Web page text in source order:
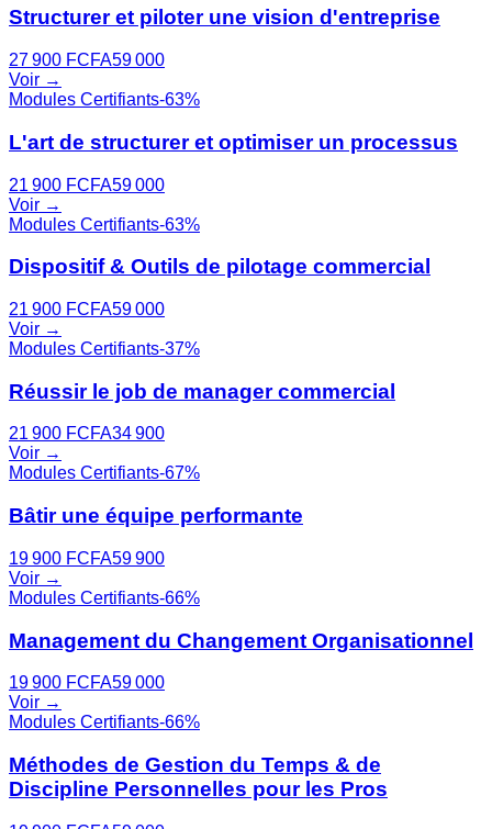
Structurer et piloter une vision d'entreprise
27 900 FCFA59 000
Voir →
Modules Certifiants-63%
L'art de structurer et optimiser un processus
21 900 FCFA59 000
Voir →
Modules Certifiants-63%
Dispositif & Outils de pilotage commercial
21 900 FCFA59 000
Voir →
Modules Certifiants-37%
Réussir le job de manager commercial
21 900 FCFA34 900
Voir →
Modules Certifiants-67%
Bâtir une équipe performante
19 900 FCFA59 900
Voir →
Modules Certifiants-66%
Management du Changement Organisationnel
19 900 FCFA59 000
Voir →
Modules Certifiants-66%
Méthodes de Gestion du Temps & de
Discipline Personnelles pour les Pros